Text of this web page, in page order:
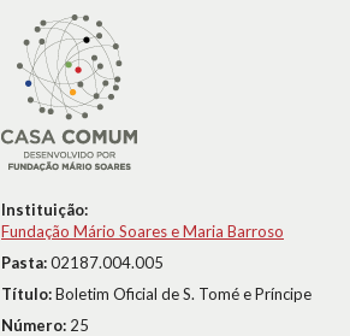
Instituição:
Fundação Mário Soares e Maria Barroso
Pasta:02187.004.005
Título:Boletim Oficial de S. Tomé e Príncipe
Número: 25